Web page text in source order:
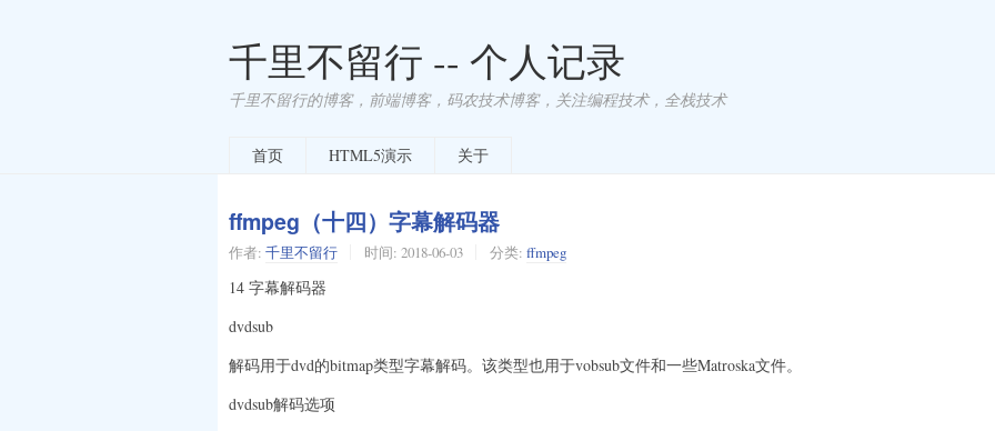
千里不留行 -- 个人记录
千里不留行的博客，前端博客，码农技术博客，关注编程技术，全栈技术
首页 HTML5演示 关于
ffmpeg（十四）字幕解码器
作者: 千里不留行 时间: 2018-06-03 分类: ffmpeg
14 字幕解码器
dvdsub
解码用于dvd的bitmap类型字幕解码。该类型也用于vobsub文件和一些Matroska文件。
dvdsub解码选项